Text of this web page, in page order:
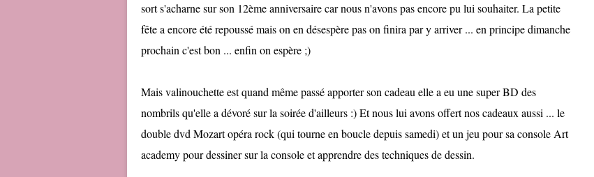
sort s'acharne sur son 12ème anniversaire car nous n'avons pas encore pu lui souhaiter. La petite
fête a encore été repoussé mais on en désespère pas on finira par y arriver ... en principe dimanche
prochain c'est bon ... enfin on espère ;)
Mais valinouchette est quand même passé apporter son cadeau elle a eu une super BD des
nombrils qu'elle a dévoré sur la soirée d'ailleurs :) Et nous lui avons offert nos cadeaux aussi ... le
double dvd Mozart opéra rock (qui tourne en boucle depuis samedi) et un jeu pour sa console Art
academy pour dessiner sur la console et apprendre des techniques de dessin.